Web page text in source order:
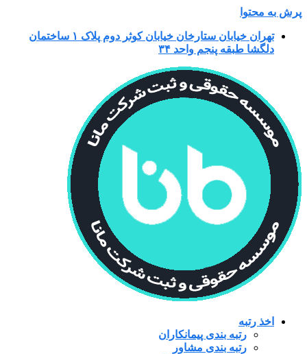
پرش به محتوا
تهران خیابان ستارخان خیابان کوثر دوم پلاک ۱ ساختمان
دلگشا طبقه پنجم واحد ۳۴
اخذ رتبه
رتبه بندی پیمانکاران
رتبه بندی مشاور